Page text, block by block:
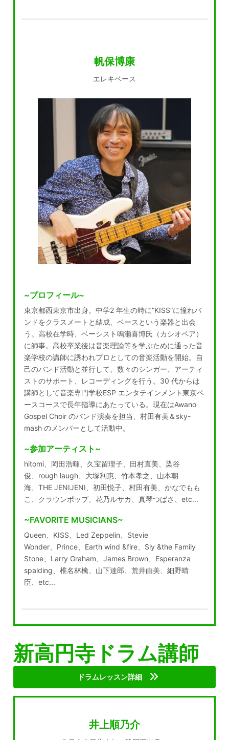
帆保博康
エレキベース
~プロフィール~
東京都西東京市出身。 中学2 年生の時に”KISS”に憧れバ
ンドをクラスメートと結成、ベースという楽器と出会
う。高校在学時、ベーシスト鳴瀬喜博氏（カシオペア）
に師事。高校卒業後は音楽理論等を学ぶために通った音
楽学校の講師に誘われプロとしての音楽活動を開始。自
己のバンド活動と並行して、数々のシンガー、アーティ
ス トのサポート、レコーディングを行う。 30 代からは
講師として音楽専門学校ESP エンタテインメント東京ベ
ースコースで長年指導にあたっている。 現在はAwano
Gospel Choir のバンド演奏を担当、村田有美＆ sky-
mash のメンバーとして活動中。
~参加アーティスト~
hitomi、岡田浩暉、久宝留理子、田村直美、染谷
俊、 rough laugh、大塚利惠、 竹本孝之、山本朝
海、 THE JENIJENI 、初田悦子、村田有美、かなでもも
こ、 クラウンポップ、花乃ルサカ、真琴つばさ、 etc...
~FAVORITE MUSICIANS~
Queen KISS Led Zeppelin
Stevie
Wonder、 Prince、 Earth wind &fire、 Sly &the Family
Stone、 Larry Graham James Brown
Esperanza
spalding 、椎名林檎、山下達郎、荒井由美、細野晴
臣、 etc...
新高円寺ドラム講師
ドラムレッスン詳細
井上順乃介